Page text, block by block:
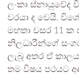
ලංකා ස්නායුවේද
වරයා ද වෙයි.
මහතා වසර 11
නිලධාරීන්ගේ
ලැබූ අතර ඒ
තම විෂ‍ය පථයට